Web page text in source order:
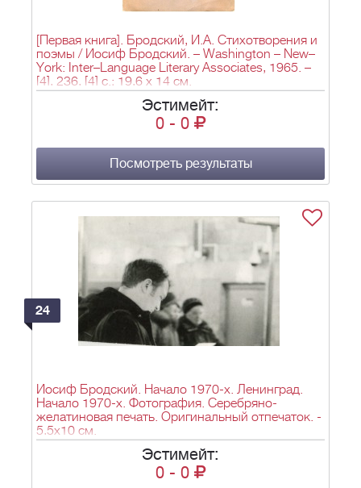
[Первая книга]. Бродский, И.А. Стихотворения и
поэмы / Иосиф Бродский. – Washington – New–
York: Inter–Language Literary Associates, 1965. –
[4], 236, [4] c.; 19,6 х 14 см.
Эстимейт:
0 - 0
Посмотреть результаты
24
Иосиф Бродский. Начало 1970-х. Ленинград.
Начало 1970-х. Фотография. Серебряно-
желатиновая печать. Оригинальный отпечаток. -
5,5х10 см.
Эстимейт:
0 - 0